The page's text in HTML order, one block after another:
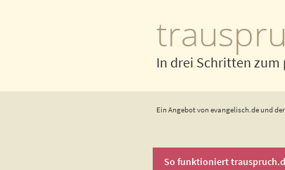
In drei Schritten zum
Ein Angebot von evangelisch.de und
So funktioniert